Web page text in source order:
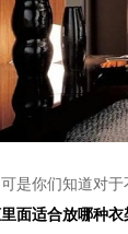
是你们知道对
面适合放哪种衣